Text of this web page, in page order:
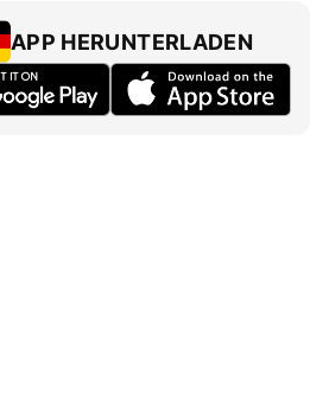
APP HERUNTERLADEN